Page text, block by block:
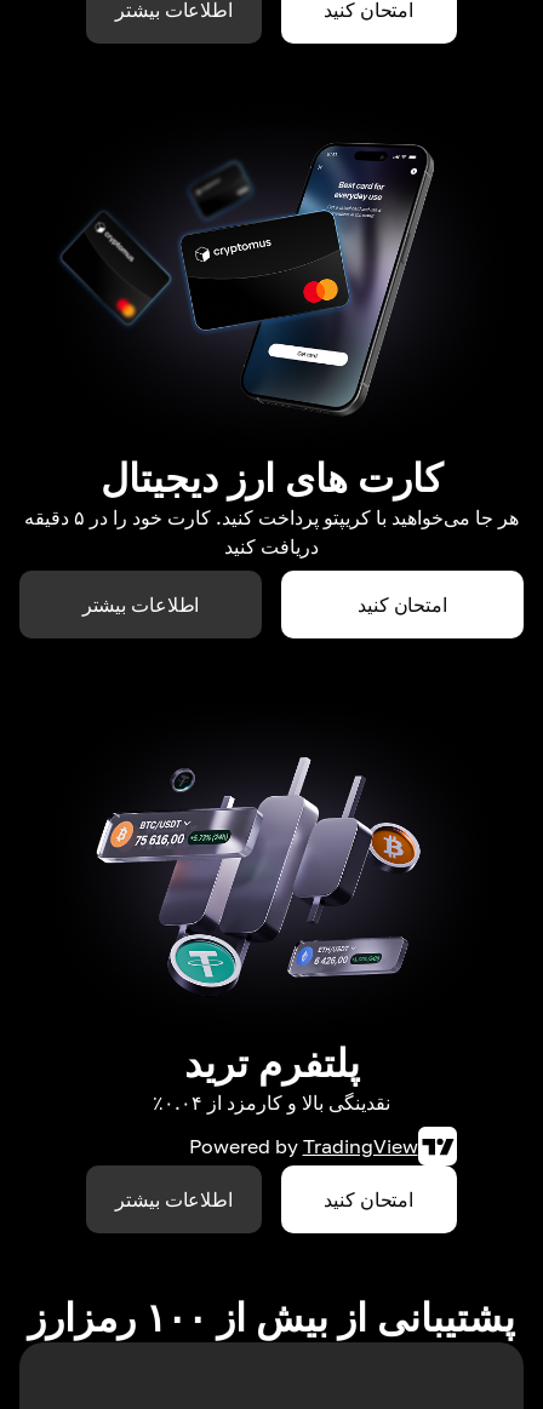
امتحان کنید اطلاعات بیشتر
کارت های ارز دیجیتال
هر جا می‌خواهید با کریپتو پرداخت کنید. کارت خود را در ۵ دقیقه
دریافت کنید
امتحان کنید اطلاعات بیشتر
پلتفرم ترید
نقدینگی بالا و کارمزد از ۰.۰۴٪
Powered by TradingView
امتحان کنید اطلاعات بیشتر
پشتیبانی از بیش از ۱۰۰ رمزارز